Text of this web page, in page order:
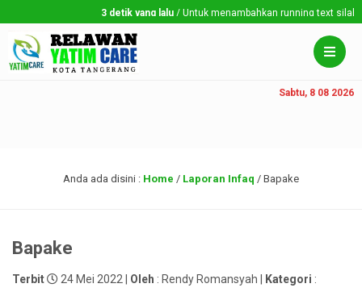
3 detik yang lalu/ Untuk menambahkan running text
Sabtu, 8 08 2026
Anda ada disini : Home / Laporan Infaq / Bapake
Bapake
Terbit 24 Mei 2022 | Oleh : Rendy Romansyah | Kategori :